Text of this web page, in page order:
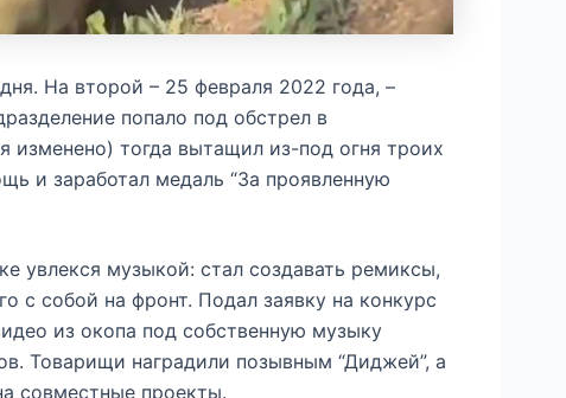
На второй – 25 февраля 2022 года, –
попало под обстрел в
изменено) тогда вытащил из-под огня троих
и заработал медаль “За проявленную
увлекся музыкой: стал создавать ремиксы,
с собой на фронт. Подал заявку на конкурс
из окопа под собственную музыку
Товарищи наградили позывным “Диджей”, а
совместные проекты.